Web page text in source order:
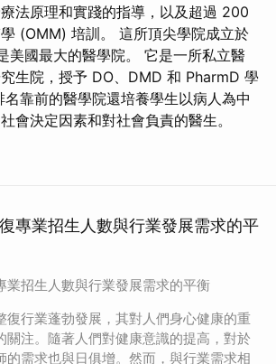
法原理和實踐的指導，以及超過 200
(OMM) 培訓。 這所頂尖學院成立於
美國最大的醫學院。 它是一所私立醫
生院，授予 DO、DMD 和 PharmD 學
靠前的醫學院還培養學生以病人為中
會決定因素和對社會負責的醫生。
專業招生人數與行業發展需求的平
業招生人數與行業發展需求的平衡
復行業蓬勃發展，其對人們身心健康的重
關注。隨著人們對健康意識的提高，對於
的需求也與日俱增。然而，與行業需求相